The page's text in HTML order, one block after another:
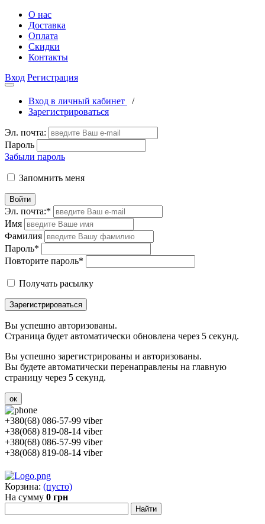
О нас
Доставка
Оплата
Скидки
Контакты
Вход Регистрация
Вход в личный кабинет
/
Зарегистрироваться
Эл. почта:
Пароль
Забыли пароль
Запомнить меня
Войти
Эл. почта:*
Имя
Фамилия
Пароль*
Повторите пароль*
Получать расылку
Зарегистрироваться
Вы успешно авторизованы.
Страница будет автоматически обновлена через 5 секунд.
Вы успешно зарегистрированы и авторизованы.
Вы будете автоматически перенаправлены на главную
страницу через 5 секунд.
ок
+380(68) 086-57-99 viber
+38(068) 819-08-14 viber
+380(68) 086-57-99 viber
+38(068) 819-08-14 viber
Корзина: (пусто)
На сумму 0 грн